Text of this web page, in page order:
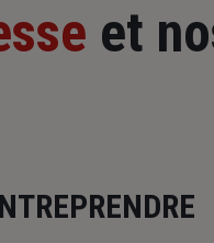
et